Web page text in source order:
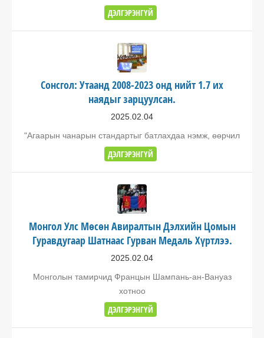
ДЭЛГЭРЭНГҮЙ
Сонсгол: Утаанд 2008-2023 онд нийт 1.7 их
наядыг зарцуулсан.
2025.02.04
"Агаарын чанарын стандартыг батлахдаа нэмж, өөрчил
ДЭЛГЭРЭНГҮЙ
Монгол Улс Мөсөн Авиралтын Дэлхийн Цомын
Гуравдугаар Шатнаас Гурван Медаль Хүртлээ.
2025.02.04
Монголын тамирчид Францын Шампань-ан-Вануаз
хотноо
ДЭЛГЭРЭНГҮЙ